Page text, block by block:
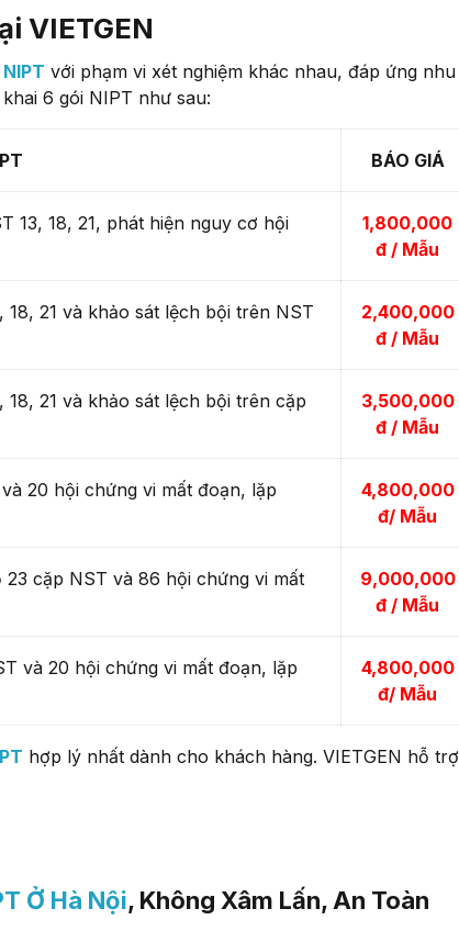
VIETGEN
với phạm vi xét nghiệm khác nhau, đáp ứng nhu
6 gói NIPT như sau:
BÁO GIÁ
13, 18, 21, phát hiện nguy cơ hội
1,800,000
đ / Mẫu
21 và khảo sát lệch bội trên NST
2,400,000
đ / Mẫu
21 và khảo sát lệch bội trên cặp
3,500,000
đ / Mẫu
20 hội chứng vi mất đoạn, lặp
4,800,000
đ/ Mẫu
cặp NST và 86 hội chứng vi mất
9,000,000
đ / Mẫu
và 20 hội chứng vi mất đoạn, lặp
4,800,000
đ/ Mẫu
hợp lý nhất dành cho khách hàng. VIETGEN hỗ trợ
Ở Hà Nội, Không Xâm Lấn, An Toàn